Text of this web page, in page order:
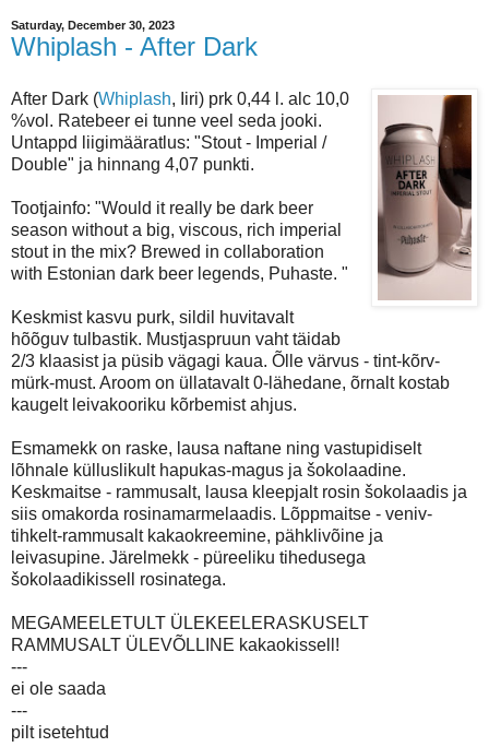
Saturday, December 30, 2023
Whiplash - After Dark
After Dark (Whiplash, Iiri) prk 0,44 l. alc 10,0
%vol. Ratebeer ei tunne veel seda jooki.
Untappd liigimääratlus: "Stout - Imperial /
Double" ja hinnang 4,07 punkti.
Tootjainfo: "Would it really be dark beer
season without a big, viscous, rich imperial
stout in the mix? Brewed in collaboration
with Estonian dark beer legends, Puhaste. "
Keskmist kasvu purk, sildil huvitavalt
hõõguv tulbastik. Mustjaspruun vaht täidab
2/3 klaasist ja püsib vägagi kaua. Õlle värvus - tint-kõrv-
mürk-must. Aroom on üllatavalt 0-lähedane, õrnalt kostab
kaugelt leivakooriku kõrbemist ahjus.
Esmamekk on raske, lausa naftane ning vastupidiselt
lõhnale külluslikult hapukas-magus ja šokolaadine.
Keskmaitse - rammusalt, lausa kleepjalt rosin šokolaadis ja
siis omakorda rosinamarmelaadis. Lõppmaitse - veniv-
tihkelt-rammusalt kakaokreemine, pähklivõine ja
leivasupine. Järelmekk - püreeliku tihedusega
šokolaadikissell rosinatega.
MEGAMEELETULT ÜLEKEELERASKUSELT
RAMMUSALT ÜLEVÕLLINE kakaokissell!
---
ei ole saada
---
pilt isetehtud